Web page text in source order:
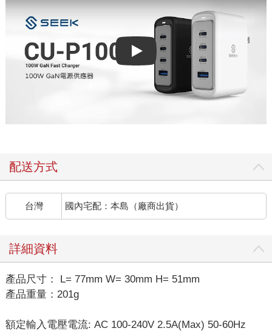
Play video
配送方式
台灣 國內宅配：本島（廠商出貨）
詳細資料
產品尺寸： L= 77mm W= 30mm H= 51mm
產品重量：201g
額定輸入電壓電流: AC 100-240V 2.5A(Max) 50-60Hz